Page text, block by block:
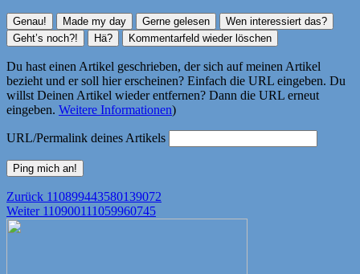
Du hast einen Artikel geschrieben, der sich auf meinen Artikel
bezieht und er soll hier erscheinen? Einfach die URL eingeben. Du
willst Deinen Artikel wieder entfernen? Dann die URL erneut
eingeben. Weitere Informationen)
URL/Permalink deines Artikels
Beitragsnavigation
Zurück Vorheriger
Beitrag:
110899443580139072
Weiter Nächster
110900111059960745